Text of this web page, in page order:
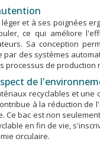
et à ses poignées
ce qui améliore
Sa conception
par des systèmes
processus de production
de
recyclables et une
à la réduction de
Ce bac est non
en fin de vie,
circulaire.